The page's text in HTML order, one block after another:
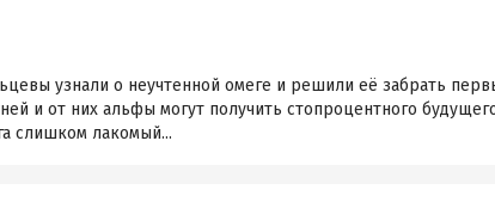
узнали о неучтенной омеге и решили её забрать
и от них альфы могут получить стопроцентного
слишком лакомый...